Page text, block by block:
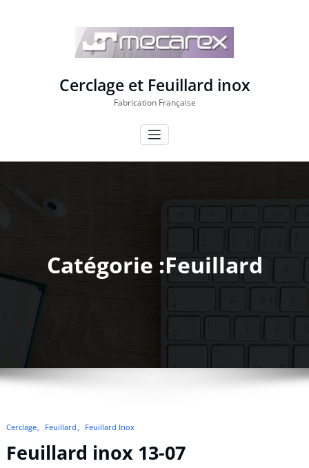
Cerclage et Feuillard inox
Fabrication Française
Catégorie :Feuillard
Cerclage Feuillard Feuillard Inox
Feuillard inox 13-07